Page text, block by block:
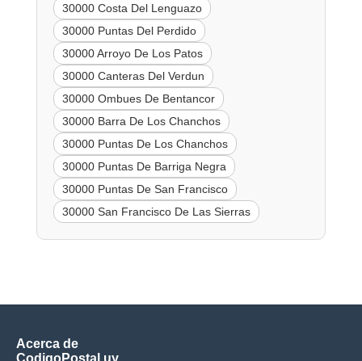
30000 Costa Del Lenguazo
30000 Puntas Del Perdido
30000 Arroyo De Los Patos
30000 Canteras Del Verdun
30000 Ombues De Bentancor
30000 Barra De Los Chanchos
30000 Puntas De Los Chanchos
30000 Puntas De Barriga Negra
30000 Puntas De San Francisco
30000 San Francisco De Las Sierras
Acerca de